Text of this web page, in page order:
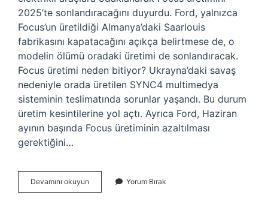
2025’te sonlandıracağını duyurdu. Ford, yalnızca
Focus’un üretildiği Almanya’daki Saarlouis
fabrikasını kapatacağını açıkça belirtmese de, o
modelin ölümü oradaki üretimi de sonlandıracak.
Focus üretimi neden bitiyor? Ukrayna’daki savaş
nedeniyle orada üretilen SYNC4 multimedya
sisteminin teslimatında sorunlar yaşandı. Bu durum
üretim kesintilerine yol açtı. Ayrıca Ford, Haziran
ayının başında Focus üretiminin azaltılması
gerektiğini…
Devamını okuyun
Focus
Yorum Bırak